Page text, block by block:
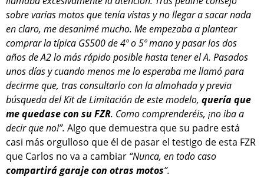
sobre varias motos que tenía vistas y no llegar a sacar nada
en claro, me desanimé mucho. Me empezaba a plantear
comprar la típica GS500 de 4º o 5º mano y pasar los dos
años de A2 lo más rápido posible hasta tener el A. Pasados
unos días y cuando menos me lo esperaba me llamó para
decirme que, tras consultarlo con la almohada y previa
búsqueda del Kit de Limitación de este modelo, quería que
me quedase con su FZR. Como comprenderéis, ¡no iba a
decir que no!”. Algo que demuestra que su padre está
casi más orgulloso que él de pasar el testigo de esta FZR
que Carlos no va a cambiar “Nunca, en todo caso
compartirá garaje con otras motos”.